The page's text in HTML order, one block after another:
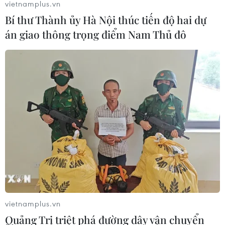
Hàn Quốc tái khẳng định mục tiêu
chung sống hòa bình với Triều Tiên
Lở đất tại Philippines khiến ít nhất 4
người thiệt mạng
06/08/2026 15:06
Trung Quốc thử nghiệm tuyến tàu
cao tốc xuyên vùng đất đóng băng
vĩnh cửu
06/08/2026 12:35
vietnamplus.vn
Bí thư Thành ủy Hà Nội thúc tiến độ hai dự
án giao thông trọng điểm Nam Thủ đô
vietnamplus.vn
Quảng Trị triệt phá đường dây vận chuyển